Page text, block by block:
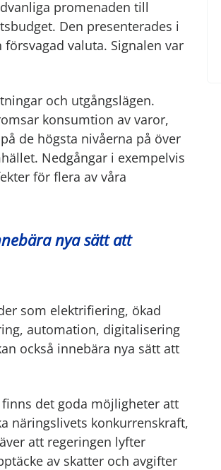
promenaden till
Den presenterades i
valuta. Signalen var
och utgångslägen.
konsumtion av varor,
de högsta nivåerna på över
Nedgångar i exempelvis
för flera av våra
nya sätt att
som elektrifiering, ökad
automation, digitalisering
också innebära nya sätt att
det goda möjligheter att
näringslivets konkurrenskraft,
att regeringen lyfter
av skatter och avgifter